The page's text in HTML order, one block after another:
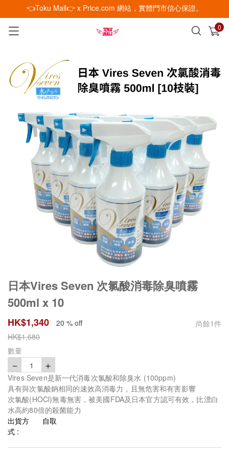
👈Toku Mall👉 x Price.com 網站，實體門市信心保證。
0
已加入購物車 查看
日本Vires Seven 次氯酸消毒除臭噴霧
500ml x 10
HK$1,340 20 % off 尚餘1件
HK$1,680
數量
－ 1 ＋
Vires Seven是新一代消毒次氯酸和除臭水 (100ppm)
具有與次氯酸鈉相同的速效高消毒力，且無危害和有害影響
次氯酸(HOCl)無毒無害，被美國FDA及日本官方認可有效，比漂白
水高約80倍的殺菌能力
出貨方
式 :
自取